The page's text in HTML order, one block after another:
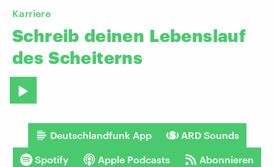
Karriere
Schreib deinen Lebenslauf
des Scheiterns
Deutschlandfunk App ARD Sounds
Spotify Apple Podcasts Abonnieren